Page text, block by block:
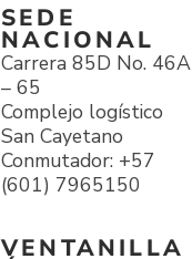
SEDE
NACIONAL
Carrera 85D No. 46A
– 65
Complejo logístico
San Cayetano
Conmutador: +57
(601) 7965150
VENTANILLA